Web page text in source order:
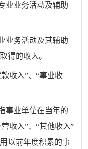
业业务活动及辅助
业务活动及其辅助
得的收入。
收入”、“事业收
事业单位在当年的
收入”、“其他收入”
以前年度积累的事